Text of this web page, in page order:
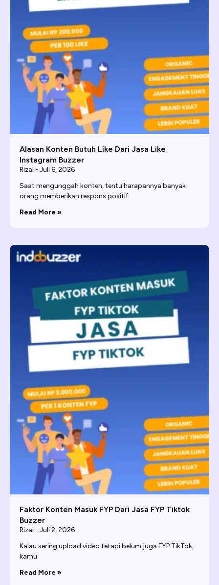
Alasan Konten Butuh Like Dari Jasa Like
Instagram Buzzer
Rizal
Juli 6, 2026
Saat mengunggah konten, tentu harapannya banyak
orang memberikan respons positif.
Read More »
Faktor Konten Masuk FYP Dari Jasa FYP Tiktok
Buzzer
Rizal
Juli 2, 2026
Kalau sering upload video tetapi belum juga FYP TikTok,
kamu
Read More »